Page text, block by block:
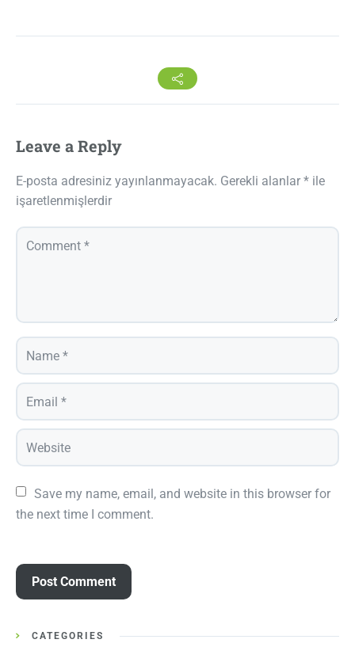
Leave a Reply
E-posta adresiniz yayınlanmayacak. Gerekli alanlar * ile
işaretlenmişlerdir
Save my name, email, and website in this browser for
the next time I comment.
CATEGORIES